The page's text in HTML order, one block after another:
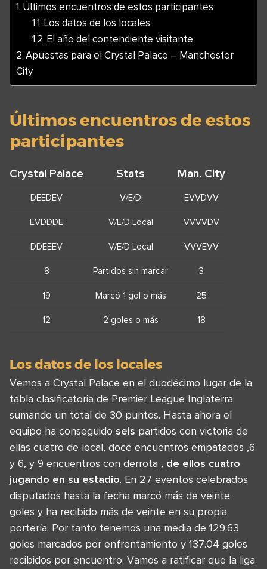
Últimos encuentros de estos participantes
Los datos de los locales
El año del contendiente visitante
Apuestas para el Crystal Palace – Manchester
City
Últimos encuentros de estos
participantes
Crystal Palace Stats Man. City
DEEDEV V/E/D EVVDVV
EVDDDE V/E/D Local VVVVDV
DDEEEV V/E/D Local VVVEVV
8 Partidos sin marcar 3
19 Marcó 1 gol o más 25
12 2 goles o más 18
Los datos de los locales
Vemos a Crystal Palace en el duodécimo lugar de la
tabla clasificatoria de Premier League Inglaterra
sumando un total de 30 puntos. Hasta ahora el
equipo ha conseguido seis partidos con victoria de
ellas cuatro de local, doce encuentros empatados ,6
y 6, y 9 encuentros con derrota , de ellos cuatro
jugando en su estadio. En 27 eventos celebrados
disputados hasta la fecha marcó más de veinte
goles y ha recibido más de veinte en su propia
portería. Por tanto tenemos una media de 129.63
goles marcados por enfrentamiento y 137.04 goles
recibidos por encuentro. Vamos a ratificar que la liga